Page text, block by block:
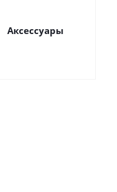
Аксессуары